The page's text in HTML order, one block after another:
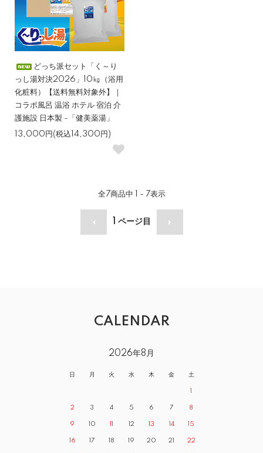
どっち派セット「く～り
っし湯対決2026」10㎏（浴用
化粧料）【送料無料対象外】｜
コラボ風呂 温浴 ホテル 宿泊 介
護施設 日本製 -「健美薬湯」
13,000円(税込14,300円)
全7商品中 1 - 7表示
ページ目
CALENDAR
2026年8月
日 月 火 水 木 金 土
1
2 3 4 5 6 7 8
9 10 11 12 13 14 15
16 17 18 19 20 21 22